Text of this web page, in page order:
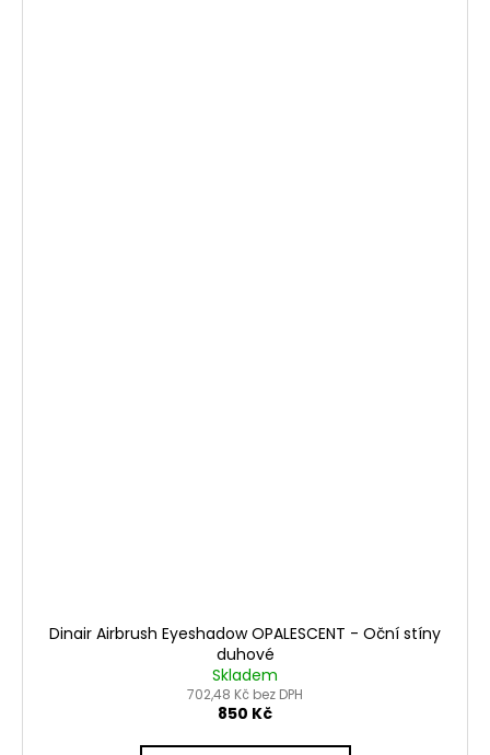
Dinair Airbrush Eyeshadow OPALESCENT - Oční stíny
duhové
Skladem
702,48 Kč bez DPH
850 Kč